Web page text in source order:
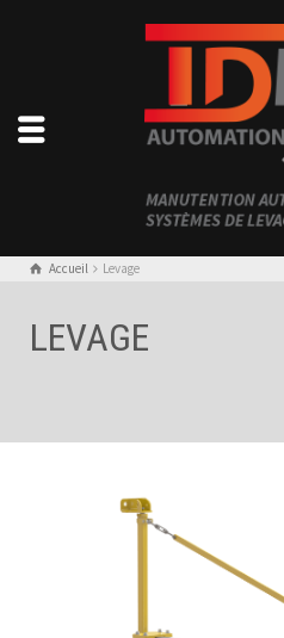
Accueil Levage
LEVAGE